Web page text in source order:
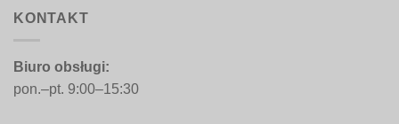
KONTAKT
Biuro obsługi:
pon.–pt. 9:00–15:30